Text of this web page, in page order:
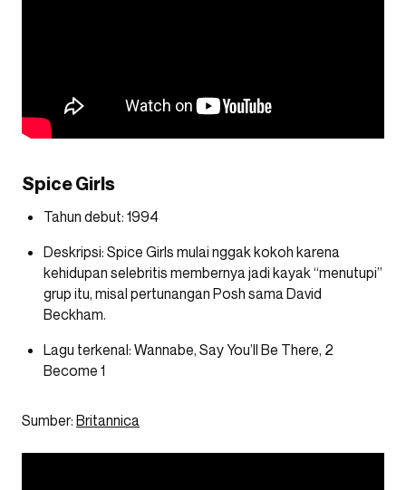
Spice Girls
Tahun debut: 1994
Deskripsi: Spice Girls mulai nggak kokoh karena
kehidupan selebritis membernya jadi kayak “menutupi”
grup itu, misal pertunangan Posh sama David
Beckham.
Lagu terkenal: Wannabe, Say You’ll Be There, 2
Become 1
Sumber: Britannica